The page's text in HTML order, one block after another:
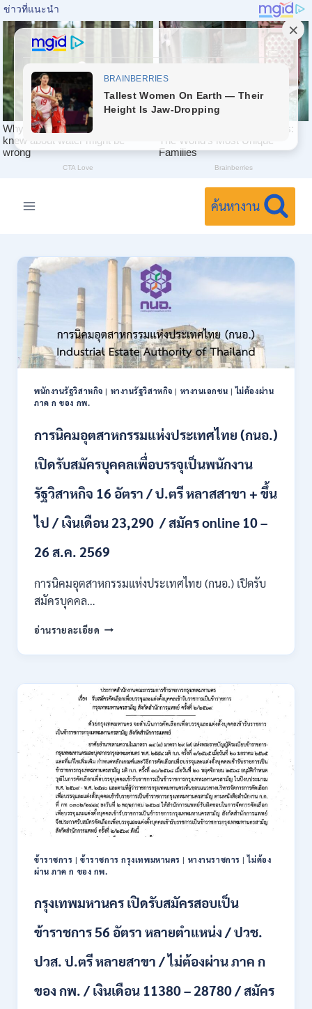
ค้นหางาน
พนักงานรัฐวิสาหกิจ | หางานรัฐวิสาหกิจ | หางานเอกชน |ไม่ต้องผ่าน
ภาค ก ของ กพ.
การนิคมอุตสาหกรรมแห่งประเทศไทย (กนอ.)
เปิดรับสมัครบุคคลเพื่อบรรจุเป็นพนักงาน
รัฐวิสาหกิจ 16 อัตรา / ป.ตรี หลาสสาขา + ขึ้น
ไป / เงินเดือน 23,290 / สมัคร online 10 –
26 ส.ค. 2569
การนิคมอุตสาหกรรมแห่งประเทศไทย (กนอ.) เปิดรับ
สมัครบุคคล…
อ่านรายละเอียด การ
อุตสาหกรรม
ประเทศไทย
(กนอ.)
เปิด
รับ
สมัคร
บุคคล
เพื่อ
บรรจุ
เป็น
พนักงาน
รัฐวิสาหกิจ
16
/
ป.ตรี
ส
+
ไป
เงิน
ข้าราชการ |ข้าราชการ กรุงเทพมหานคร | หางานราชการ |ไม่ต้อง
ผ่าน ภาค ก ของ กพ.
กรุงเทพมหานคร เปิดรับสมัครสอบเป็น
ข้าราชการ 56 อัตรา หลายตำแหน่ง / ปวช.
ปวส. ป.ตรี หลายสาขา / ไม่ต้องผ่าน ภาค ก
ของ กพ. / เงินเดือน 11380 – 28780 / สมัคร